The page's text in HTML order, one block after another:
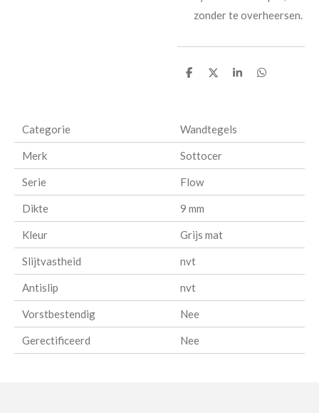
zonder te overheersen.
D
D
S
D
Categorie Wandtegels
Merk Sottocer
Serie Flow
Dikte 9 mm
Kleur Grijs mat
Slijtvastheid nvt
Antislip nvt
Vorstbestendig Nee
Gerectificeerd Nee